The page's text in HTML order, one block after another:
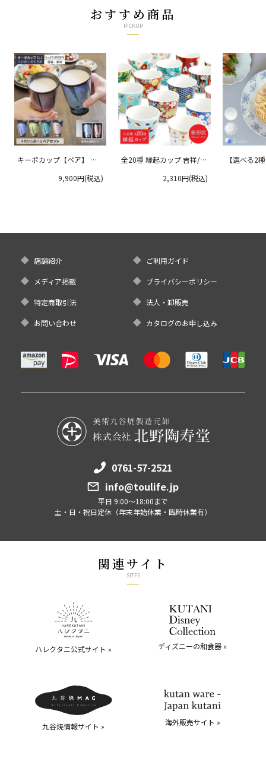
おすすめ商品
PICKUP
キーポカップ【ペア】 ラ
9,900円(税込)
全20種 縁起カップ 吉祥/青
2,310円(税込)
【選べる2
店舗紹介 ご利用ガイド
メディア掲載 プライバシーポリシー
特定商取引法 法人・卸販売
お問い合わせ カタログのお申し込み
0761-57-2521
info@toulife.jp
平日 9:00～18:00まで
土・日・祝日定休（年末年始休業・臨時休業有）
関連サイト
SITES
ハレクタニ公式サイト » ディズニーの和食器 »
九谷焼情報サイト » 海外販売サイト »